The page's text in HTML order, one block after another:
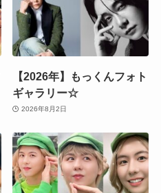
【2026年】もっくんフォト
ギャラリー☆
2026年8月2日